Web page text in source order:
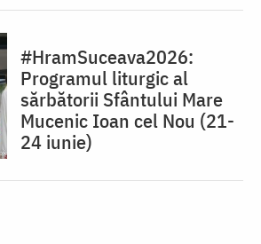
#HramSuceava2026:
Programul liturgic al
sărbătorii Sfântului Mare
Mucenic Ioan cel Nou (21-
24 iunie)